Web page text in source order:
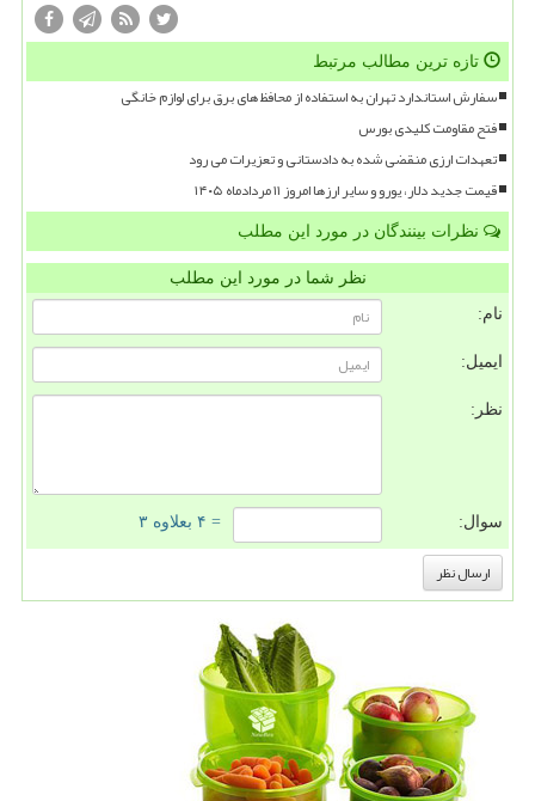
تازه ترین مطالب مرتبط
سفارش استاندارد تهران به استفاده از محافظ های برق برای لوازم خانگی
فتح مقاومت کلیدی بورس
تعهدات ارزی منقضی شده به دادستانی و تعزیرات می رود
قیمت جدید دلار، یورو و سایر ارزها امروز ۱۱ مردادماه ۱۴۰۵
نظرات بینندگان در مورد این مطلب
نظر شما در مورد این مطلب
نام:
ایمیل:
نظر:
سوال: = ۴ بعلاوه ۳